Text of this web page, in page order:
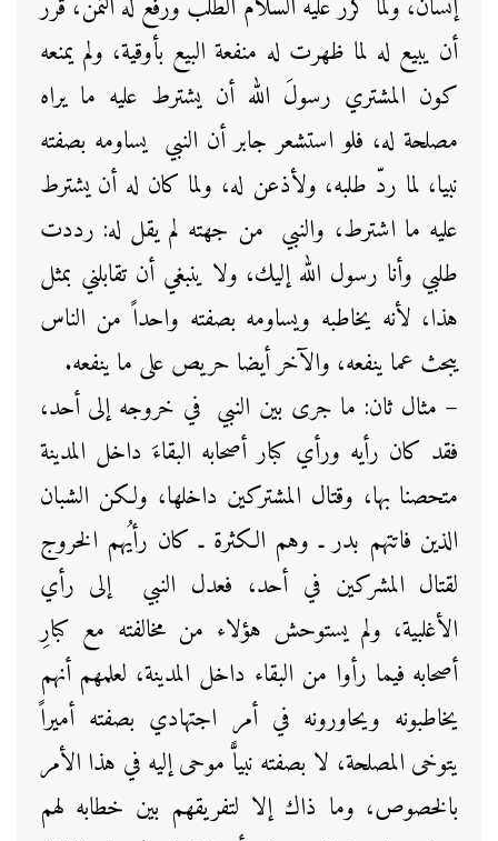
إنسان، ولما كرَّر عليه السلام الطلبَ ورفع له الثمن، قرر
أن يبيع له لما ظهرت له منفعة البيع بأوقية، ولم يمنعه
كون المشتري رسولَ الله أن يشترط عليه ما يراه
مصلحة له، فلو استشعر جابر أن النبي يساومه بصفته
نبيا، لما ردّ طلبه، ولأذعن له، ولما كان له أن يشترط
عليه ما اشترط، والنبي من جهته لم يقل له: رددت
طلبي وأنا رسول الله إليك، ولا ينبغي أن تقابلني بمثل
هذا، لأنه يخاطبه ويساومه بصفته واحداً من الناس
يبحث عما ينفعه، والآخر أيضا حريص على ما ينفعه.
– مثال ثان: ما جرى بين النبي في خروجه إلى أحد،
فقد كان رأيه ورأي كبار أصحابه البقاءَ داخل المدينة
متحصنا بها، وقتال المشتركين داخلها، ولكن الشبان
الذين فاتتهم بدر ـ وهم الكثرة ـ كان رأيُهم الخروج
لقتال المشركين في أحد، فعدل النبي إلى رأي
الأغلبية، ولم يستوحش هؤلاء من مخالفته مع كبارِ
أصحابه فيما رأوا من البقاء داخل المدينة، لعلمهم أنهم
يخاطبونه ويحاورونه في أمر اجتهادي بصفته أميراً
يتوخى المصلحة، لا بصفته نبياًّ موحى إليه في هذا الأمر
بالخصوص، وما ذاك إلا لتفريقهم بين خطابه لهم